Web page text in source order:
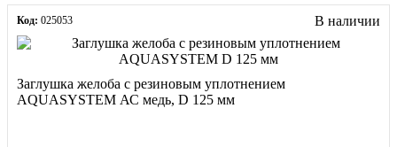
Код: 025053 В наличии
Заглушка желоба с резиновым уплотнением
AQUASYSTEM АС медь, D 125 мм